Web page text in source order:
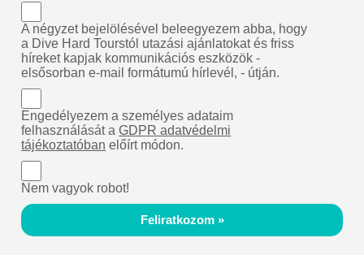
A négyzet bejelölésével beleegyezem abba, hogy
a Dive Hard Tourstól utazási ajánlatokat és friss
híreket kapjak kommunikációs eszközök -
elsősorban e-mail formátumú hírlevél, - útján.
Engedélyezem a személyes adataim
felhasználását aGDPR adatvédelmi
tájékoztatóban előírt módon.
Nem vagyok robot!
Feliratkozom »